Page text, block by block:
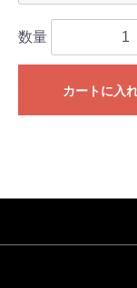
数量
カートに入